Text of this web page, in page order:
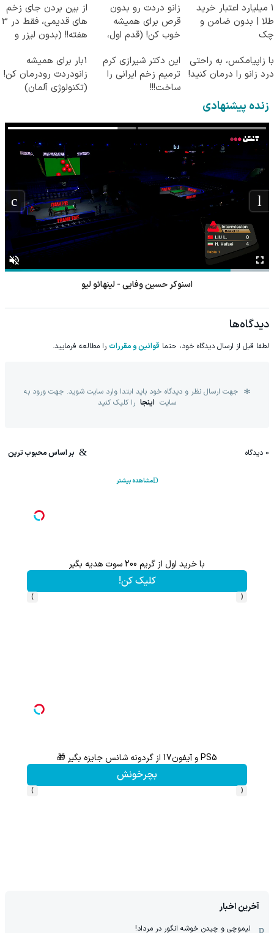
۱ میلیارد اعتبار خرید
طلا | بدون ضامن و
چک
زانو دردت رو بدون
قرص برای همیشه
خوب کن! (قدم اول،
از بین بردن جای زخم
های قدیمی، فقط در 3
هفته!! (بدون لیزر و
با زاپیامکس، به راحتی
درد زانو را درمان کنید!
این دکتر شیرازی کرم
ترمیم زخم ایرانی را
ساخت!!!
1بار برای همیشه
زانودردت رودرمان کن!
(تکنولوژی آلمان)
زنده پیشنهادی
اسنوکر حسین وفایی - لینهائو لیو
دیدگاه‌ها
لطفا قبل از ارسال دیدگاه خود، حتما قوانین و مقررات را مطالعه فرمایید.
جهت ارسال نظر و دیدگاه خود باید ابتدا وارد سایت شوید. جهت ورود به
سایت اینجا را کلیک کنید
0 دیدگاه بر اساس محبوب ترین
مشاهده بیشتر
با خرید اول از گریم 200 سوت هدیه بگیر
کلیک کن!
‹
›
PS5 و آیفون17 از گردونه شانس جایزه بگیر 🎁
بچرخونش
‹
›
آخرین اخبار
لیموچی و چیدن خوشه انگور در مرداد!